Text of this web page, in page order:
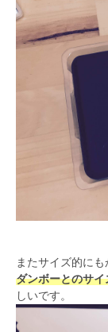
またサイズ的に
ダンボーとのサイ
しいです。